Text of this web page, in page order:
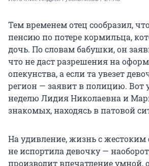
Тем временем отец сообразил,
пенсию по потере кормильца,
дочь. По словам бабушки, он
что не даст разрешения на
опекунства, а если та увезет
регион — заявит в полицию. Вот
неделю Лидия Николаевна и
знакомых, находясь в патовой
На удивление, жизнь с
не испортила девочку —
производит впечатление умной,